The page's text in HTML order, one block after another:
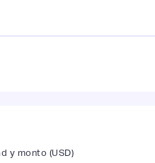
y monto (USD)